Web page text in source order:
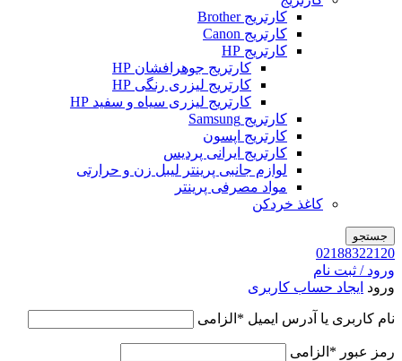
کارتریج Brother
کارتریج Canon
کارتریج HP
کارتریج جوهرافشان HP
کارتریج لیزری رنگی HP
کارتریج لیزری سیاه و سفید HP
کارتریج Samsung
کارتریج اپسون
کارتریج ایرانی پردیس
لوازم جانبی پرینتر لیبل زن و حرارتی
مواد مصرفی پرینتر
کاغذ خردکن
جستجو
02188322120
ورود / ثبت نام
ورود ایجاد حساب کاربری
نام کاربری یا آدرس ایمیل * الزامی
رمز عبور * الزامی